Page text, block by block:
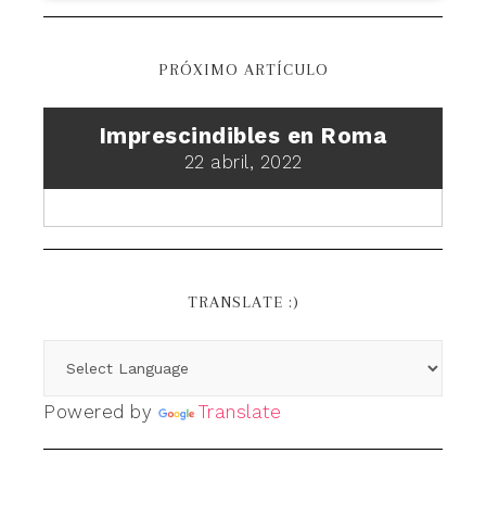
PRÓXIMO ARTÍCULO
Imprescindibles en Roma
22 abril, 2022
TRANSLATE :)
Powered by Translate